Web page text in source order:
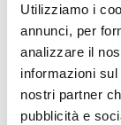
Utilizziamo i
annunci, per
analizzare il
informazioni
nostri partner
pubblicità e
TOP FINISH: